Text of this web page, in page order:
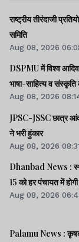
राष्ट्रीय तीरंदाजी
समिति
Aug 08, 2026
DSPMU में विश्व
भाषा-साहित्य व
Aug 08, 2026
JPSC-JSSC छात्र
ने भरी हुंकार
Aug 08, 2026
Dhanbad News :
15 को हर पंचायत में
Aug 08, 2026
Palamu News : कृषक